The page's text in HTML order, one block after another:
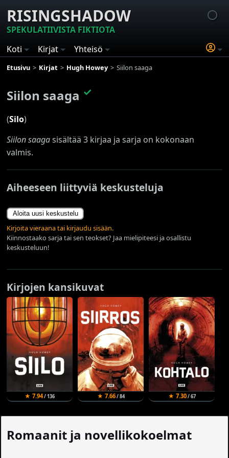
RISINGSHADOW
SPEKULATIIVISTA FIKTIOTA
Koti
Kirjat Yhteisö
Etusivu Kirjat Hugh Howey Siilon saaga
Siilon saaga ✓
(Silo)
Siilon saagasisältää 3 kirjaa ja sarja on kokonaan
valmis.
Aiheeseen liittyviä keskusteluja
Aloita uusi keskustelu
Kirjoita vieraana tai kirjaudu sisään.
Kiinnostaako sarja tai sen teokset? Jaa mielipiteesi ja osallistu
keskusteluun!
Kirjojen kansikuvat
★ 7.94/ 136 ★ 7.66/ 84 ★ 7.30/ 67
Romaanit ja novellikokoelmat